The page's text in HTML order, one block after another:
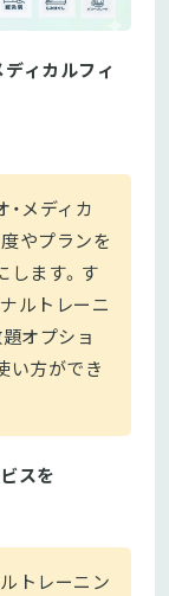
ィカルフィ
メディカ
やプランを
します。す
ルトレーニ
オプショ
い方ができ
スを
トレーニン